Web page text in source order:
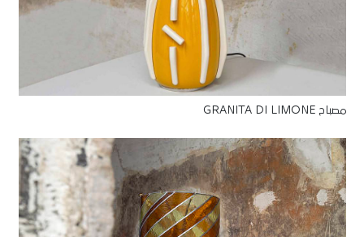
مصباح GRANITA DI LIMONE